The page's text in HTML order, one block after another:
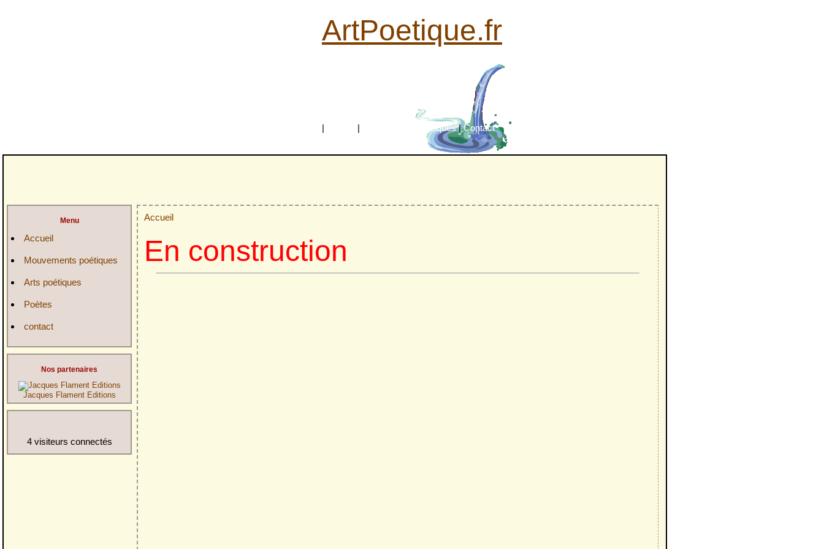
ArtPoetique.fr
| | Mouvements poétiques|Contact
Menu
Accueil
Mouvements poétiques
Arts poétiques
Poètes
contact
Nos partenaires
Jacques Flament Editions
4 visiteurs connectés
Accueil
En construction